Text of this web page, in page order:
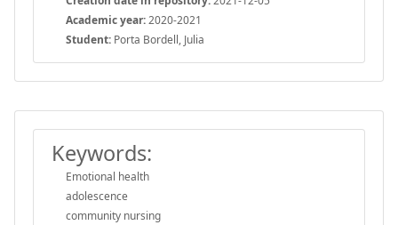
Academic year:2020-2021
Student: Porta Bordell, Julia
Keywords:
Emotional health
adolescence
community nursing